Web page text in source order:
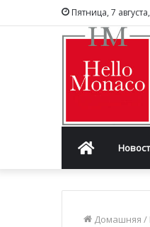
Пятница, 7
Главная
Домашняя /